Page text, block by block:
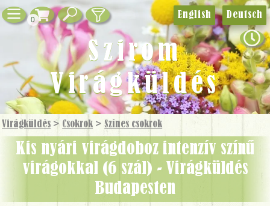
0
Virágküldés > Csokrok >Színes csokrok
Kis nyári virágdoboz intenzív színű
virágokkal (6 szál) - Virágküldés
Budapesten
English Deutsch
Szirom
Virágküldés